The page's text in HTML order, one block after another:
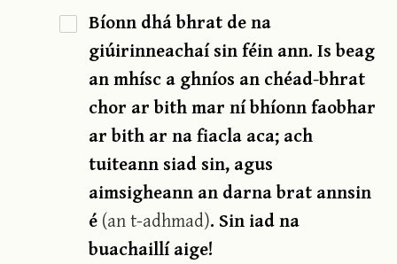
Bíonn dhá bhrat de na
giúirinneachaí sin féin ann. Is beag
an mhísc a ghníos an chéad-bhrat
chor ar bith mar ní bhíonn faobhar
ar bith ar na fiacla aca; ach
tuiteann siad sin, agus
aimsigheann an darna brat annsin
é(an t-adhmad). Sin iad na
buachaillí aige!